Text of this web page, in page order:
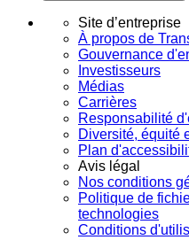
Site d’entreprise
À propos de
Gouvernance
Investisseurs
Médias
Carrières
Responsabilité
Diversité, équité
Plan
Avis légal
Nos conditions
Politique de
technologies
Conditions